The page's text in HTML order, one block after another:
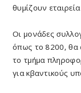
θυμίζουν
Οι μονάδες
όπως το 8200, θα
το τμήμα
για κβαντικούς